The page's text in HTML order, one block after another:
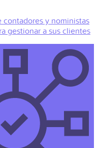
contadores y noministas
gestionar a sus clientes